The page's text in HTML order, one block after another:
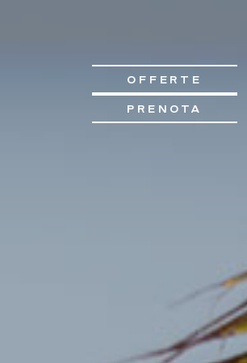
OFFERTE
PRENOTA